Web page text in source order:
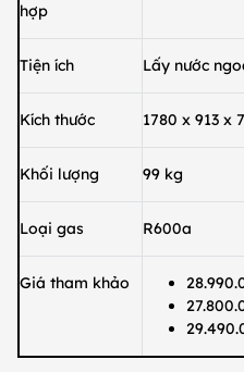
hợp
Tiện ích Lấy nước
Kích thước 1780 x 913 x
Khối lượng 99 kg
Loại gas R600a
Giá tham khảo